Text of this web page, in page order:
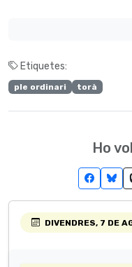
Etiquetes:
ple ordinari torà
Ho
DIVENDRES, 7 DE